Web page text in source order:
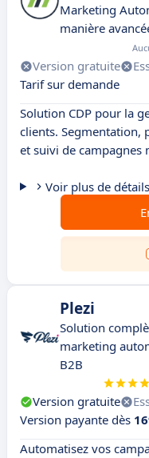
Marketing
manière
Version gratuite
Tarif sur demande
Solution CDP pour la
clients. Segmentation,
et suivi de campagnes
Voir plus de détails
Plezi
Solution
marketing
B2B
Version gratuite
Version payante dès
Automatisez vos